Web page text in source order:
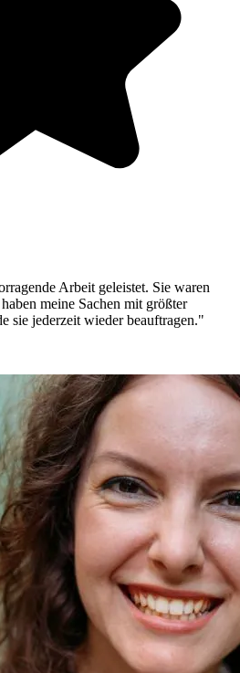
Arbeit geleistet. Sie waren
meine Sachen mit größter
sie jederzeit wieder beauftragen."